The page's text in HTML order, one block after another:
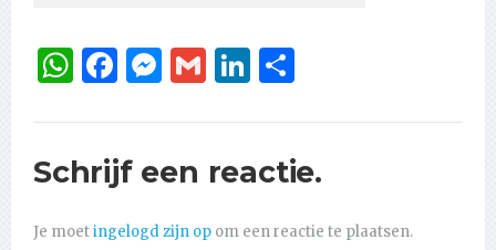
WhatsApp
Facebook
Messenger
GmailLinkedIn
Schrijf een reactie.
Je moetingelogd zijn op om een reactie te plaatsen.